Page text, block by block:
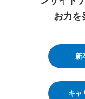
お力を
新
キャ